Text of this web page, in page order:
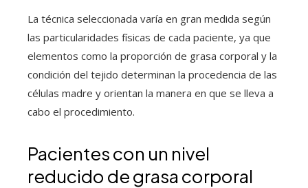
La técnica seleccionada varía en gran medida según
las particularidades físicas de cada paciente, ya que
elementos como la proporción de grasa corporal y la
condición del tejido determinan la procedencia de las
células madre y orientan la manera en que se lleva a
cabo el procedimiento.
Pacientes con un nivel
reducido de grasa corporal